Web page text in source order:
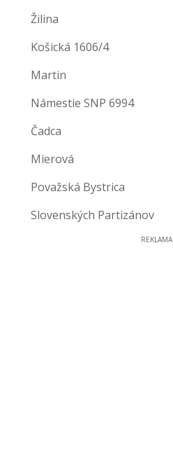
Žilina
Košická 1606/4
Martin
Námestie SNP 6994
Čadca
Mierová
Považská Bystrica
Slovenských Partizánov
REKLAMA